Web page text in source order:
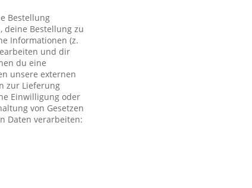
Bestellung
deine Bestellung zu
Informationen (z.
und dir
du eine
unsere externen
zur Lieferung
Einwilligung oder
von Gesetzen
Daten verarbeiten: